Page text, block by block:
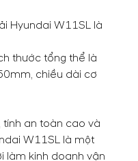
Hyundai W11SL là
thước tổng thể là
chiều dài cơ
tính an toàn cao và
W11SL là một
làm kinh doanh vận